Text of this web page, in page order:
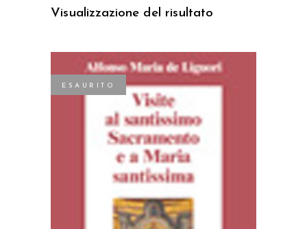
Visualizzazione del risultato
ESAURITO
LEGGI TUTTO